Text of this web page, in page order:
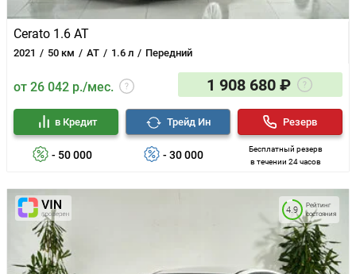
Cerato 1.6 AT
2021 50 км AT 1.6 л Передний
от 26 042 р./мес. 1 908 680 ₽
- 50 000
в Кредит
- 30 000
Трейд Ин
Бесплатный резерв
в течении 24 часов
Резерв
Рейтинг
состояния
4.9